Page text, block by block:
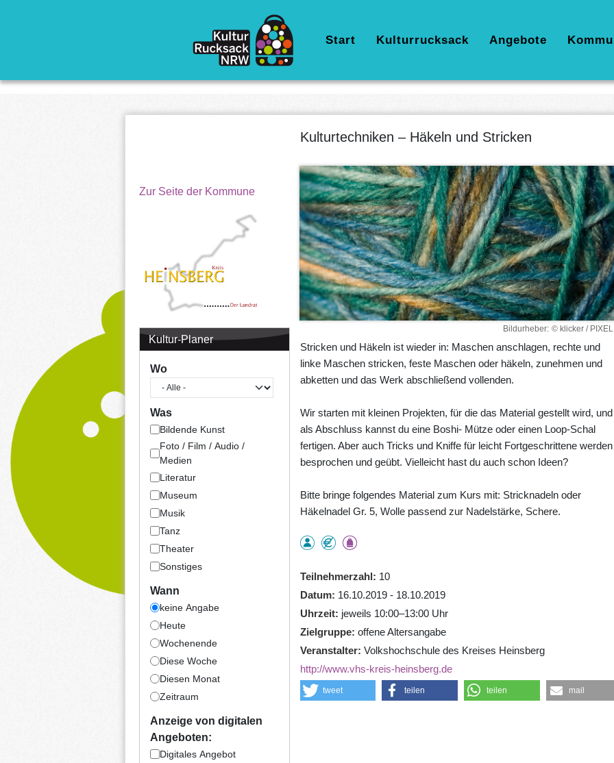
Hauptnavigation
Start Kulturrucksack Angebote
Zur Seite der Kommune
Kultur-Planer
Wo
Was
Bildende Kunst
Foto / Film / Audio /
Medien
Literatur
Museum
Musik
Tanz
Theater
Sonstiges
Wann
keine Angabe
Heute
Wochenende
Diese Woche
Diesen Monat
Zeitraum
Anzeige von digitalen
Angeboten:
Digitales Angebot
Kulturtechniken – Häkeln und Stricken
Bildurheber © klicker /
Stricken und Häkeln ist wieder in: Maschen anschlagen, rechte und
linke Maschen stricken, feste Maschen oder häkeln, zunehmen und
abketten und das Werk abschließend vollenden.
Wir starten mit kleinen Projekten, für die das Material gestellt wird, und
als Abschluss kannst du eine Boshi- Mütze oder einen Loop-Schal
fertigen. Aber auch Tricks und Kniffe für leicht Fortgeschrittene werden
besprochen und geübt. Vielleicht hast du auch schon Ideen?
Bitte bringe folgendes Material zum Kurs mit: Stricknadeln oder
Häkelnadel Gr. 5, Wolle passend zur Nadelstärke, Schere.
Teilnehmerzahl
10
Datum
16.10.2019 - 18.10.2019
Uhrzeit
jeweils 10:00–13:00 Uhr
Zielgruppe offene Altersangabe
Veranstalter Volkshochschule des Kreises Heinsberg
http://www.vhs-kreis-heinsberg.de
tweet teilen teilen mail